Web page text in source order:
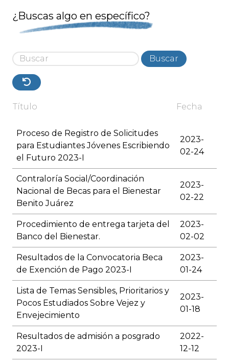
¿Buscas algo en específico?
Buscar
Título Fecha
Proceso de Registro de Solicitudes
para Estudiantes Jóvenes Escribiendo
el Futuro 2023-I
2023-
02-24
Contraloría Social/Coordinación
Nacional de Becas para el Bienestar
Benito Juárez
2023-
02-22
Procedimiento de entrega tarjeta del
Banco del Bienestar.
2023-
02-02
Resultados de la Convocatoria Beca
de Exención de Pago 2023-I
2023-
01-24
Lista de Temas Sensibles, Prioritarios y
Pocos Estudiados Sobre Vejez y
Envejecimiento
2023-
01-18
Resultados de admisión a posgrado
2023-I
2022-
12-12